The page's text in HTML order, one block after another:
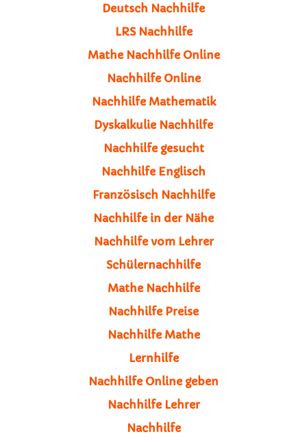
Deutsch Nachhilfe
LRS Nachhilfe
Mathe Nachhilfe Online
Nachhilfe Online
Nachhilfe Mathematik
Dyskalkulie Nachhilfe
Nachhilfe gesucht
Nachhilfe Englisch
Französisch Nachhilfe
Nachhilfe in der Nähe
Nachhilfe vom Lehrer
Schülernachhilfe
Mathe Nachhilfe
Nachhilfe Preise
Nachhilfe Mathe
Lernhilfe
Nachhilfe Online geben
Nachhilfe Lehrer
Nachhilfe